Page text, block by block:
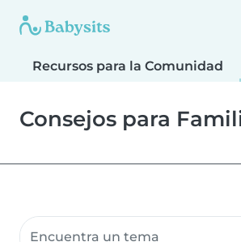
Recursos para la Comunidad
Consejos para
Buscar recursos para la